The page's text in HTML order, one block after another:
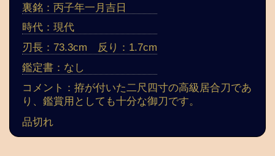
裏銘：丙子年一月吉日
時代：現代
刃長：73.3cm 反り：1.7cm
鑑定書：なし
コメント：拵が付いた二尺四寸の高級居合刀であ
り、鑑賞用としても十分な御刀です。
品切れ